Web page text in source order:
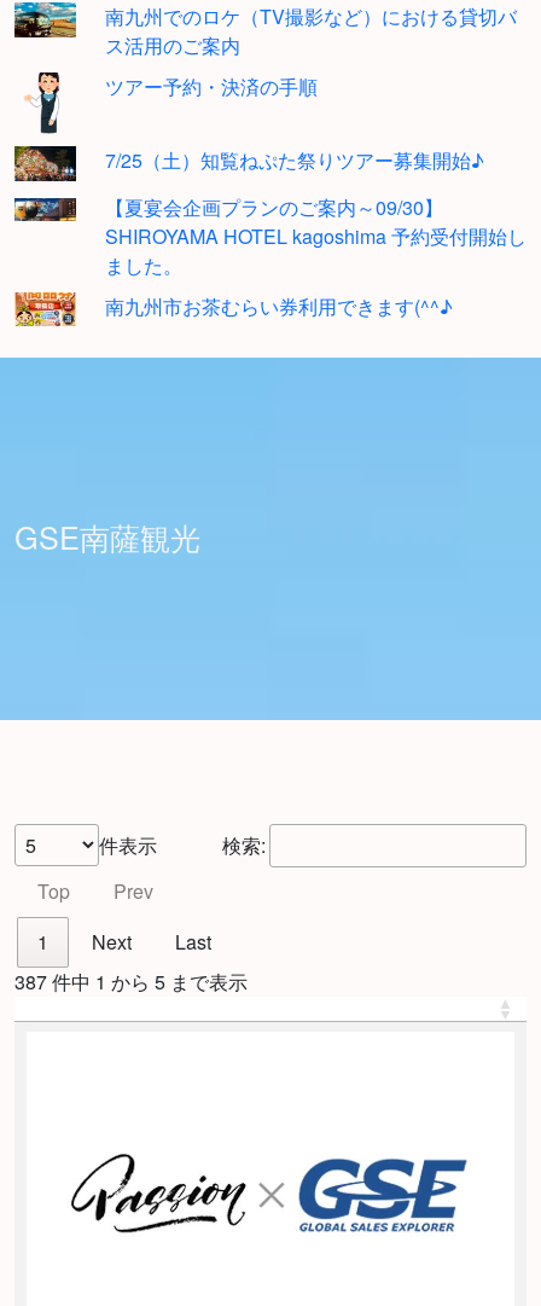
南九州でのロケ（TV撮影など）における貸切バ
ス活用のご案内
ツアー予約・決済の手順
7/25（土）知覧ねぷた祭りツアー募集開始♪
【夏宴会企画プランのご案内～09/30】
SHIROYAMA HOTEL kagoshima 予約受付開始し
ました。
南九州市お茶むらい券利用できます(^^♪
GSE南薩観光
件表示
検索:
Top
Prev
1
Next
Last
387 件中 1 から 5 まで表示